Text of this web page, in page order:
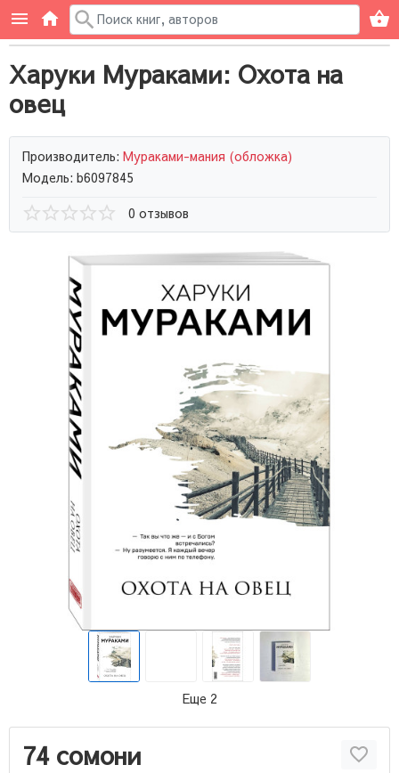
Харуки Мураками: Охота на
овец
Производитель: Мураками-мания (обложка)
Модель: b6097845
0 отзывов
Еще 2
74 сомони